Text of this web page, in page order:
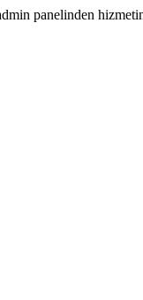
panelinden